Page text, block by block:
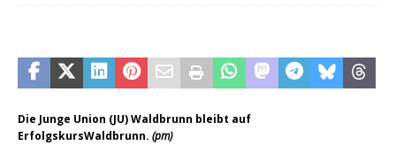
Die Junge Union (JU) Waldbrunn bleibt auf
ErfolgskursWaldbrunn. (pm)